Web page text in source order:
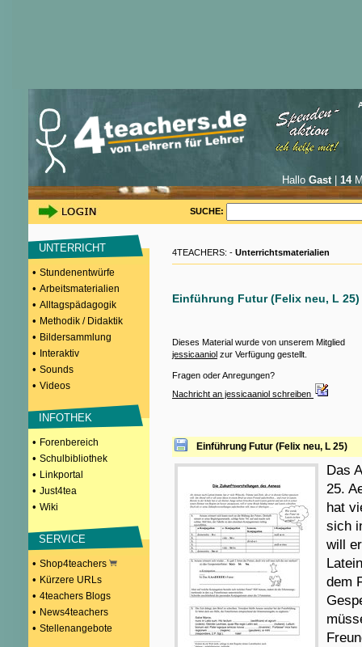
Hallo Gast| 14
SUCHE:
UNTERRICHT
• Stundenentwürfe
• Arbeitsmaterialien
• Alltagspädagogik
• Methodik / Didaktik
• Bildersammlung
• Interaktiv
• Sounds
• Videos
INFOTHEK
• Forenbereich
• Schulbibliothek
• Linkportal
• Just4tea
• Wiki
SERVICE
• Shop4teachers
• Kürzere URLs
• 4teachers Blogs
• News4teachers
• Stellenangebote
4TEACHERS: - Unterrichtsmaterialien
Einführung Futur (Felix neu, L 25)
Dieses Material wurde von unserem Mitglied
jessicaaniol zur Verfügung gestellt.
Fragen oder Anregungen?
Nachricht an jessicaaniol schreiben
Einführung Futur (Felix neu, L 25)
Das
25.
hat
sich
will
dem